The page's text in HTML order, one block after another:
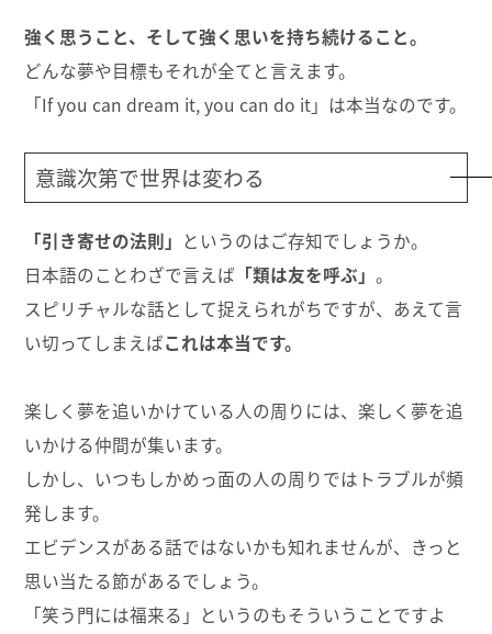
強く思うこと、そして強く思いを持ち続けること。
どんな夢や目標もそれが全てと言えます。
「If you can dream it, you can do it」は本当なのです。
意識次第で世界は変わる
「引き寄せの法則」 というのはご存知でしょうか。
日本語のことわざで言えば 「類は友を呼ぶ」。
スピリチャルな話として捉えられがちですが、あえて言
い切ってしまえばこれは本当です。
楽しく夢を追いかけている人の周りには、楽しく夢を追
いかける仲間が集います。
しかし、いつもしかめっ面の人の周りではトラブルが頻
発します。
エビデンスがある話ではないかも知れませんが、きっと
思い当たる節があるでしょう。
「笑う門には福来る」というのもそういうことですよ